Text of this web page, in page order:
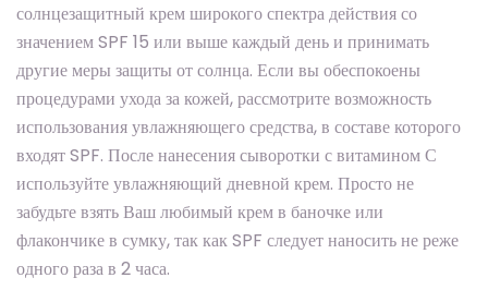
солнцезащитный крем широкого спектра действия со
значением SPF 15 или выше каждый день и принимать
другие меры защиты от солнца. Если вы обеспокоены
процедурами ухода за кожей, рассмотрите возможность
использования увлажняющего средства, в составе которого
входят SPF. После нанесения сыворотки с витамином С
используйте увлажняющий дневной крем. Просто не
забудьте взять Ваш любимый крем в баночке или
флакончике в сумку, так как SPF следует наносить не реже
одного раза в 2 часа.